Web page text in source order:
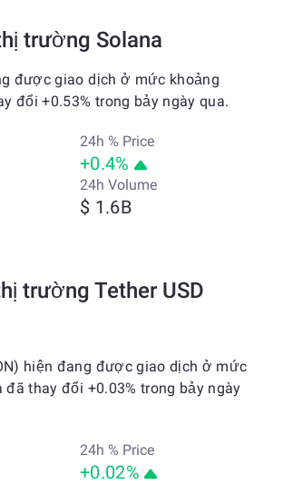
trường Solana
được giao dịch ở mức khoảng
đổi +0.53% trong bảy ngày qua.
24h % Price
+0.4%
24h Volume
$ 1.6B
trường Tether USD
hiện đang được giao dịch ở mức
đã thay đổi +0.03% trong bảy ngày
24h % Price
+0.02%